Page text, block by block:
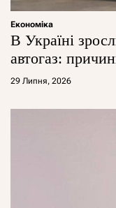
Економіка
В Україні
автогаз:
29 Липня, 2026